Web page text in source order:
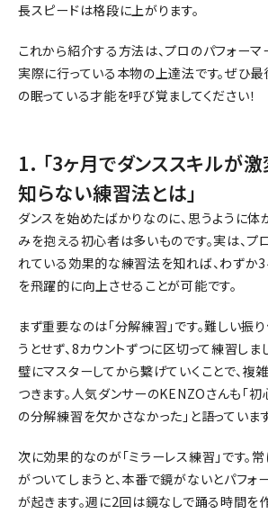
長スピードは格段に上がります。
これから紹介する方法は、プロのパフォーマ
実際に行っている本物の上達法です。ぜひ最
の眠っている才能を呼び覚ましてください！
1. 「3ヶ月でダンススキルが
知らない練習法とは」
ダンスを始めたばかりなのに、思うように体
みを抱える初心者は多いものです。実は、プ
れている効果的な練習法を知れば、わずか
を飛躍的に向上させることが可能です。
まず重要なのは「分解練習」です。難しい振
うとせず、8カウントずつに区切って練習しま
璧にマスターしてから繋げていくことで、複
つきます。人気ダンサーのKENZOさんも「
の分解練習を欠かさなかった」と語っています
次に効果的なのが「ミラーレス練習」です。
がついてしまうと、本番で鏡がないとパフォ
が起きます。週に2回は鏡なしで踊る時間を